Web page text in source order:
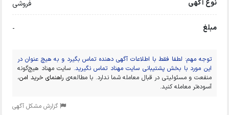
نوع آگهی فروشی
مبلغ -
توجه مهم: لطفا فقط با اطلاعات آگهی دهنده تماس بگیرد و به هیچ عنوان در
این مورد با بخش پشتیبانی سایت مهناد تماس نگیرید. سایت مهناد هیچ‌گونه
منفعت و مسئولیتی در قبال معامله شما ندارد. با مطالعه‌ی راهنمای خرید امن،
آسوده‌تر معامله کنید.
گزارش مشکل آگهی